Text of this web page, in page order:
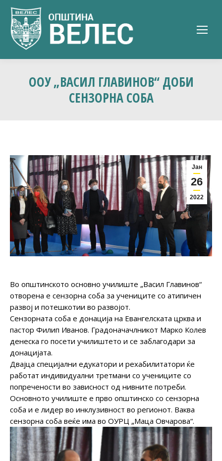
ООУ „ВАСИЛ ГЛАВИНОВ“ ДОБИ
СЕНЗОРНА СОБА
Јан
26
2022
Во општинското основно училиште „Васил Главинов“
отворена е сензорна соба за учениците со атипичен
развој и потешкотии во развојот.
Сензорната соба е донација на Евангелската црква и
пастор Филип Иванов. Градоначачлникот Марко Колев
денеска го посети училиштето и се заблагодари за
донацијата.
Двајца специјални едукатори и рехабилитатори ќе
работат индивидуални третмани со учениците со
попречености во зависност од нивните потреби.
Основното училиште е прво општинско со сензорна
соба и е лидер во инклузивност во регионот. Ваква
сензорна соба веќе има во ОУРЦ „Маца Овчарова“.